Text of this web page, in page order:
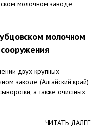
молочном
двух крупных
заводе (Алтайский край)
а также очистных
ЧИТАТЬ ДАЛЕЕ